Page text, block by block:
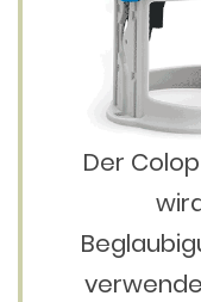
Der